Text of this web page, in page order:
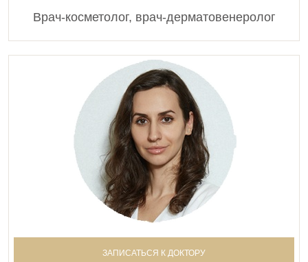
Врач-косметолог, врач-дерматовенеролог
ЗАПИСАТЬСЯ К ДОКТОРУ